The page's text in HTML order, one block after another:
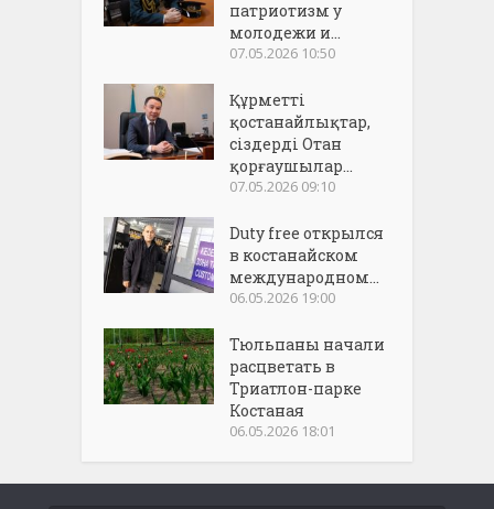
патриотизм у
молодежи и...
07.05.2026 10:50
Құрметті
қостанайлықтар,
сіздерді Отан
қорғаушылар...
07.05.2026 09:10
Duty free открылся
в костанайском
международном...
06.05.2026 19:00
Тюльпаны начали
расцветать в
Триатлон-парке
Костаная
06.05.2026 18:01